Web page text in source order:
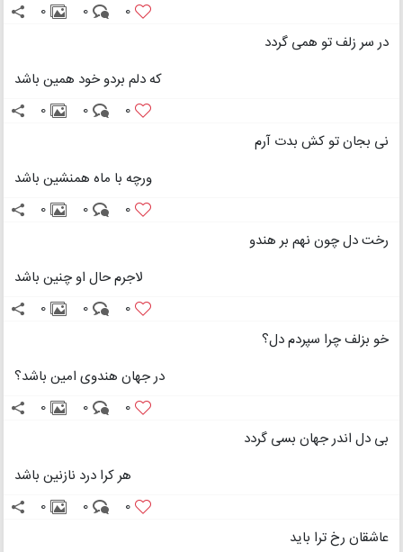
0
0
0
در سر زلف تو همی گردد
که دلم بردو خود همین باشد
0
0
0
نی بجان تو کش بدت آرم
ورچه با ماه همنشین باشد
0
0
0
رخت دل چون نهم بر هندو
لاجرم حال او چنین باشد
0
0
0
خو بزلف چرا سپردم دل؟
در جهان هندوی امین باشد؟
0
0
0
بی دل اندر جهان بسی گردد
هر کرا درد نازنین باشد
0
0
0
عاشقان رخ ترا باید